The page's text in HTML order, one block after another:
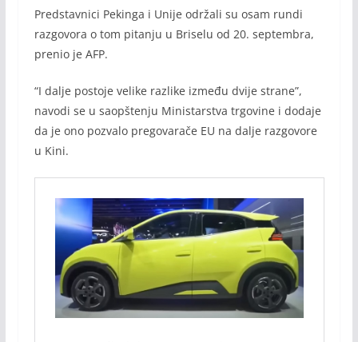
Predstavnici Pekinga i Unije održali su osam rundi
razgovora o tom pitanju u Briselu od 20. septembra,
prenio je AFP.
“I dalje postoje velike razlike između dvije strane”,
navodi se u saopštenju Ministarstva trgovine i dodaje
da je ono pozvalo pregovarače EU na dalje razgovore
u Kini.